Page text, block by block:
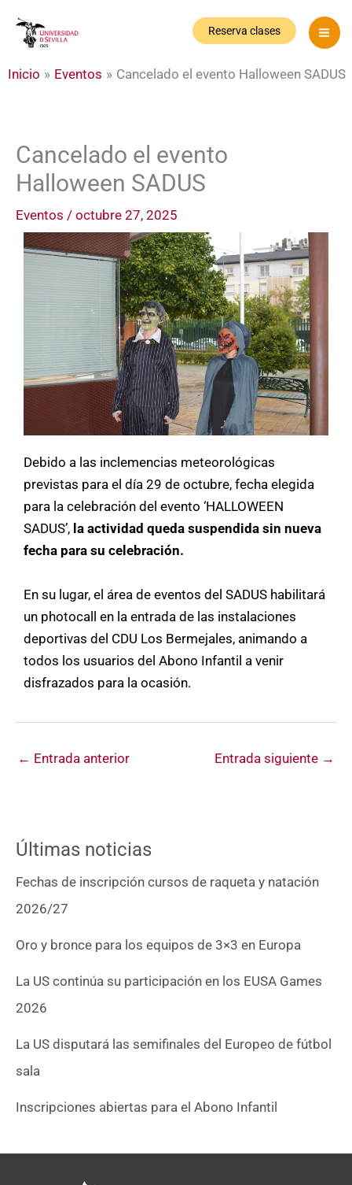
Reserva clases
Inicio Eventos Cancelado el evento Halloween SADUS
Cancelado el evento
Halloween SADUS
Eventos / octubre 27, 2025
Debido a las inclemencias meteorológicas
previstas para el día 29 de octubre, fecha elegida
para la celebración del evento ‘HALLOWEEN
SADUS’, la actividad queda suspendida sin nueva
fecha para su celebración.
En su lugar, el área de eventos del SADUS habilitará
un photocall en la entrada de las instalaciones
deportivas del CDU Los Bermejales, animando a
todos los usuarios del Abono Infantil a venir
disfrazados para la ocasión.
← Entrada anterior Entrada siguiente →
Últimas noticias
Fechas de inscripción cursos de raqueta y natación
2026/27
Oro y bronce para los equipos de 3×3 en Europa
La US continúa su participación en los EUSA Games
2026
La US disputará las semifinales del Europeo de fútbol
sala
Inscripciones abiertas para el Abono Infantil